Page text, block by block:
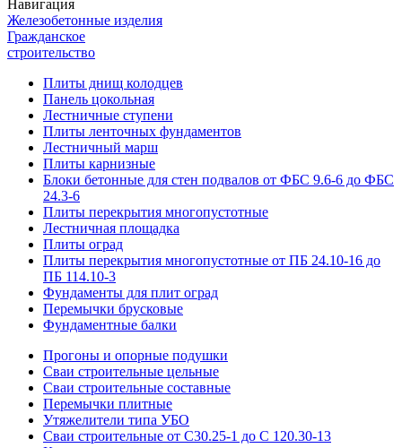
Навигация
Железобетонные изделия
Гражданское
строительство
Плиты днищ колодцев
Панель цокольная
Лестничные ступени
Плиты ленточных фундаментов
Лестничный марш
Плиты карнизные
Блоки бетонные для стен подвалов от ФБС 9.6-6 до ФБС
24.3-6
Плиты перекрытия многопустотные
Лестничная площадка
Плиты оград
Плиты перекрытия многопустотные от ПБ 24.10-16 до
ПБ 114.10-3
Фундаменты для плит оград
Перемычки брусковые
Фундаментные балки
Прогоны и опорные подушки
Сваи строительные цельные
Сваи строительные составные
Перемычки плитные
Утяжелители типа УБО
Сваи строительные от С30.25-1 до С 120.30-13